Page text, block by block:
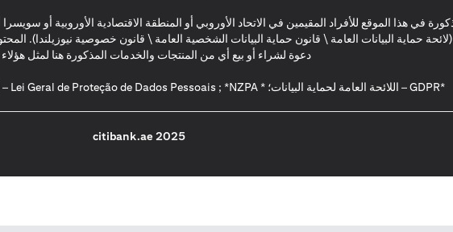
في هذا الموقع للأفراد المقيمين في الاتحاد الأوروبي أو المنطقة الاقتصادية الأوروبية أو
حماية البيانات العامة \ قانون حماية البيانات الشخصية العامة \ قانون خصوصية
دعوة لشراء أو بيع أي من المنتجات والخدمات المذكورة هنا لمثل هؤلاء
*GDPR – اللائحة العامة لحماية البيانات؛ * LGPD – Lei Geral de Proteção de Dados Pessoais ; *NZPA – قانون الخصوصية النيوزيلندي
2025 citibank.ae